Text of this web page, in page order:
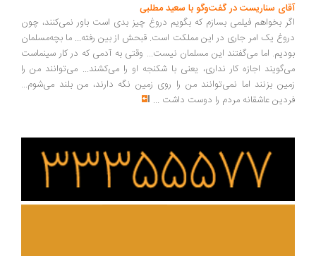
سناریست در گفت‌وگو با سعید مطلبی
بخواهم فیلمی بسازم که بگویم دروغ چیز بدی است باور نمی‌کنند، چون
یک امر جاری در این مملکت است. قبحش از بین رفته... ما بچه‌مسلمان
اما می‌گفتند این مسلمان نیست... وقتی به آدمی که در کار سینماست
اجازه کار نداری، یعنی با شکنجه او را می‌کشند... می‌توانند من را
بزنند اما نمی‌توانند من را روی زمین نگه دارند، من بلند می‌شوم...
عاشقانه مردم را دوست داشت ...